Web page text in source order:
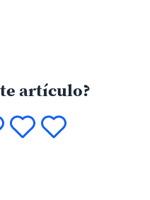
artículo?